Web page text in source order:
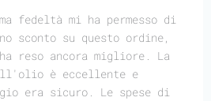
fedeltà mi ha permesso di
sconto su questo ordine,
reso ancora migliore. La
è eccellente e
era sicuro. Le spese di